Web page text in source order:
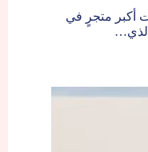
أكبر متجرٍ في